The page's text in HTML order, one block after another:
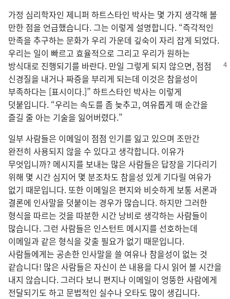
가정 심리학자인 제니퍼 하트스타인 박사는 몇 가지 생각해 볼
만한 점을 언급했습니다. 그는 이렇게 설명합니다. “즉각적인
만족을 추구하는 문화가 우리 가운데 깊숙이 자리 잡게 되었다.
우리는 일이 빠르고 효율적으로 그리고 우리가 원하는
방식대로 진행되기를 바란다. 만일 그렇게 되지 않으면, 점점
신경질을 내거나 짜증을 부리게 되는데 이것은 참을성이
부족하다는 [표시이다.]” 하트스타인 박사는 이렇게
덧붙입니다. “우리는 속도를 좀 늦추고, 여유롭게 매 순간을
즐길 줄 아는 기술을 잃어버렸다.”
일부 사람들은 이메일이 점점 인기를 잃고 있으며 조만간
완전히 사용되지 않을 수 있다고 생각합니다. 이유가
무엇입니까? 메시지를 보내는 많은 사람들은 답장을 기다리기
위해 몇 시간 심지어 몇 분조차도 참을성 있게 기다릴 여유가
없기 때문입니다. 또한 이메일은 편지와 비슷하게 보통 서론과
결론에 인사말을 덧붙이는 경우가 많습니다. 하지만 그러한
형식을 따르는 것을 따분한 시간 낭비로 생각하는 사람들이
많습니다. 그런 사람들은 인스턴트 메시지를 선호하는데
이메일과 같은 형식을 갖출 필요가 없기 때문입니다.
사람들에게는 공손한 인사말을 쓸 여유나 참을성이 없는 것
같습니다! 많은 사람들은 자신이 쓴 내용을 다시 읽어 볼 시간을
내지 않습니다. 그러다 보니 편지나 이메일이 엉뚱한 사람에게
전달되기도 하고 문법적인 실수나 오타도 많이 생깁니다.